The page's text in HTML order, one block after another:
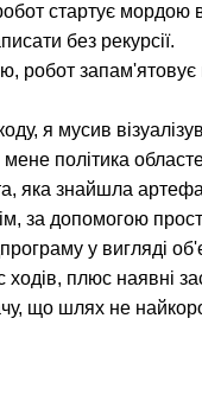
стартує мордою в
без рекурсії.
робот запам'ятовує
я мусив
політика
яка знайшла
за допомогою
у вигляді
плюс наявні
що шлях не